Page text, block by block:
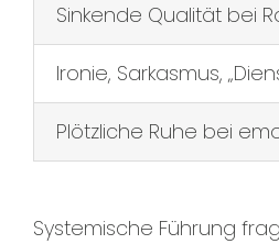
Sinkende Qualität bei
Ironie, Sarkasmus,
Plötzliche Ruhe bei
Systemische Führung